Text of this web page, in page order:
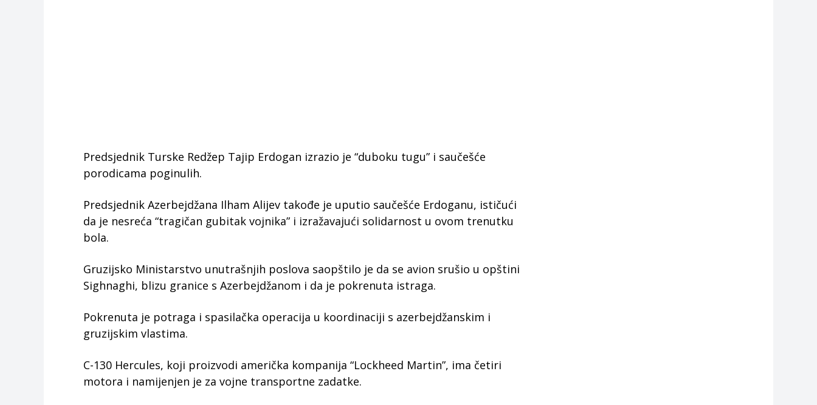
Predsjednik Turske Redžep Tajip Erdogan izrazio je “duboku tugu” i saučešće
porodicama poginulih.
Predsjednik Azerbejdžana Ilham Alijev takođe je uputio saučešće Erdoganu, ističući
da je nesreća “tragičan gubitak vojnika” i izražavajući solidarnost u ovom trenutku
bola.
Gruzijsko Ministarstvo unutrašnjih poslova saopštilo je da se avion srušio u opštini
Sighnaghi, blizu granice s Azerbejdžanom i da je pokrenuta istraga.
Pokrenuta je potraga i spasilačka operacija u koordinaciji s azerbejdžanskim i
gruzijskim vlastima.
C-130 Hercules, koji proizvodi američka kompanija “Lockheed Martin”, ima četiri
motora i namijenjen je za vojne transportne zadatke.